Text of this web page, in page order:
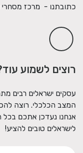
כתובתנו - מרכז מסחרי
רוצים לשמוע
עסקים ישראלים רבים
המצב הכלכלי. רוצה
אנחנו נעדכן אתכם בכל
לישראלים טובים להציע!